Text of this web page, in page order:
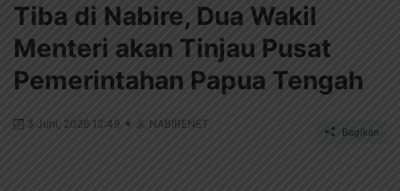
Tiba di Nabire, Dua Wakil
Menteri akan Tinjau Pusat
Pemerintahan Papua Tengah
3 Juni, 2026 12:49 NABIRENET
Bagikan